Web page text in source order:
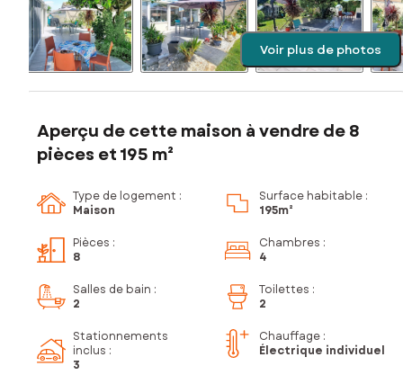
Voir plus de photos
Aperçu de cette maison à vendre de 8
pièces et 195 m²
Type de logement :
Maison
Surface habitable :
195m²
Pièces :
8
Chambres :
4
Salles de bain :
2
Toilettes :
2
Stationnements
inclus :
3
Chauffage :
Électrique individuel